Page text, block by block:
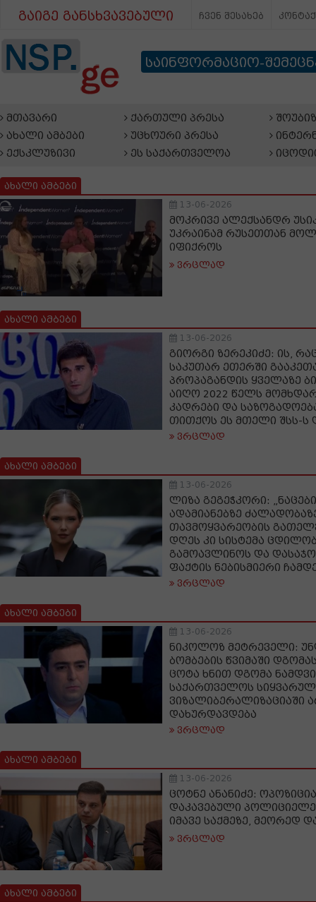
გაიგე განსხვავებული ჩვენ შესახებ
საინფორმაციო-
მთავარი
ახალი ამბები
ექსკლუზივი
ქართული პრესა
უცხოური პრესა
ეს საქართველოა
ახალი ამბები
13-06-2026
მოკრივე ალექსანდრ
უკრაინამ რუსეთთან
იფიქროს
ვრცლად
ახალი ამბები
13-06-2026
გიორგი ზერეკიძე: ის,
საკუთარ ეთერში
პროპაგანდის ყველაზე
აიღო 2022 წელს
კადრები და
თითქოს ეს მთელი შსს-ს
ვრცლად
ახალი ამბები
13-06-2026
ლიზა გეგეჭკორი:
ადამიანებზე
თავმოყვარეობის
დღეს კი სისტემა
გამოავლინოს და
ფაქტის ნებისმიერი
ვრცლად
ახალი ამბები
13-06-2026
ნიკოლოზ მეტრეველი:
ბომბების წვიმაში
ცოტა ხნით დგომა
საქართველოს
ვიზალიბერალიზაციაში
დახურდავდება
ვრცლად
ახალი ამბები
13-06-2026
ცოტნე ანანიძე:
დაკავებული
იმავე საქმეზე, მეორედ
ვრცლად
ახალი ამბები